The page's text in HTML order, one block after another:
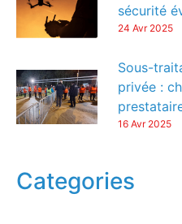
sécurité
24 Avr 2025
Sous-
privée :
16 Avr 2025
Categories